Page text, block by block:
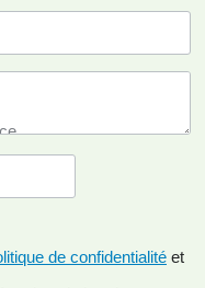
de confidentialité et